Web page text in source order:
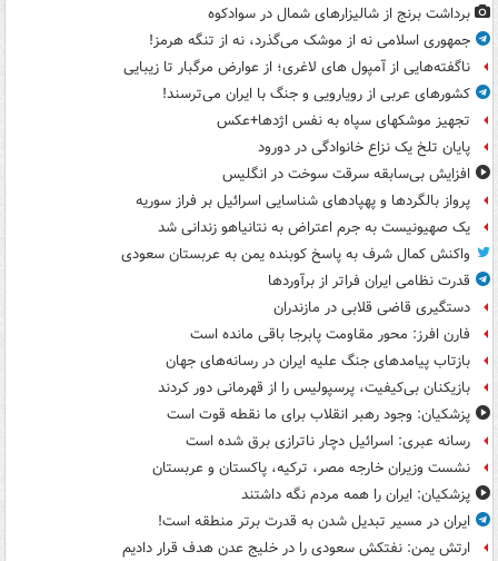
برداشت برنج از شالیزارهای شمال در سوادکوه
جمهوری اسلامی نه از موشک می‌گذرد، نه از تنگه هرمز!
ناگفته‌هایی از آمپول های لاغری؛ از عوارض مرگبار تا زیبایی
کشورهای عربی از رویارویی و جنگ با ایران می‌ترسند!
تجهیز موشکهای سپاه به نفس اژدها+عکس
پایان تلخ یک نزاع خانوادگی در دورود
افزایش بی‌سابقه سرقت سوخت در انگلیس
پرواز بالگردها و پهپادهای شناسایی اسرائیل بر فراز سوریه
یک صهیونیست به جرم اعتراض به نتانیاهو زندانی شد
واکنش کمال شرف به پاسخ کوبنده یمن به عربستان سعودی
قدرت نظامی ایران فراتر از برآوردها
دستگیری قاضی قلابی در مازندران
فارن افرز: محور مقاومت پابرجا باقی مانده است
بازتاب پیامدهای جنگ علیه ایران در رسانه‌های جهان
بازیکنان بی‌کیفیت، پرسپولیس را از قهرمانی دور کردند
پزشکیان: وجود رهبر انقلاب برای ما نقطه قوت است
رسانه عبری: اسرائیل دچار ناترازی برق شده است
نشست وزیران خارجه مصر، ترکیه، پاکستان و عربستان
پزشکیان: ایران را همه مردم نگه داشتند
ایران در مسیر تبدیل شدن به قدرت برتر منطقه است!
ارتش یمن: نفتکش سعودی را در خلیج عدن هدف قرار دادیم